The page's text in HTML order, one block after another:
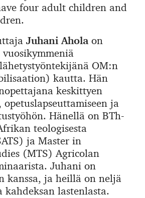
four adult children and
Juhani Ahola on
OM:n
kautta. Hän
keskittyen
ja
Hänellä on BTh-
teologisesta
ja Master in
(MTS) Agricolan
Juhani on
kanssa, ja heillä on neljä
kahdeksan lastenlasta.